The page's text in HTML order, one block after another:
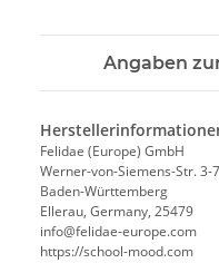
Angaben
Felidae (Europe) GmbH
Werner-von-Siemens-Str. 3-7
Baden-Württemberg
Ellerau, Germany, 25479
info@felidae-europe.com
https://school-mood.com